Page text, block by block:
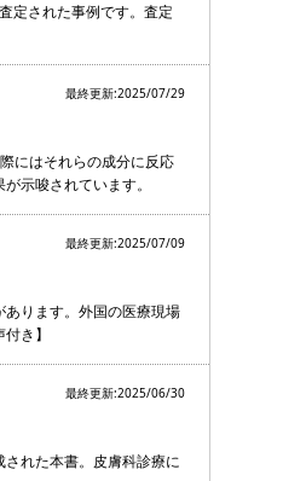
定された事例です。査定
最終更新:2025/07/29
にはそれらの成分に反応
示唆されています。
最終更新:2025/07/09
ります。外国の医療現場
き】
最終更新:2025/06/30
れた本書。皮膚科診療に